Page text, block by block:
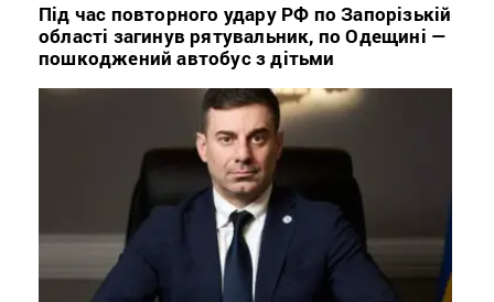
Під час повторного удару РФ по Запорізькій
області загинув рятувальник, по Одещині —
пошкоджений автобус з дітьми